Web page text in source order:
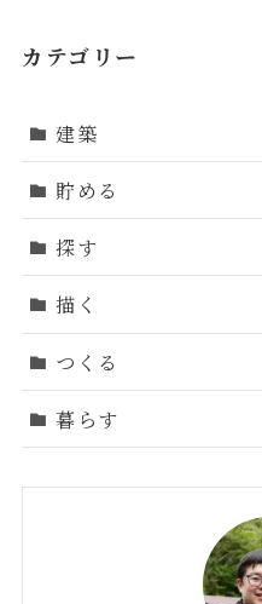
カテゴリー
建築
貯める
探す
描く
つくる
暮らす